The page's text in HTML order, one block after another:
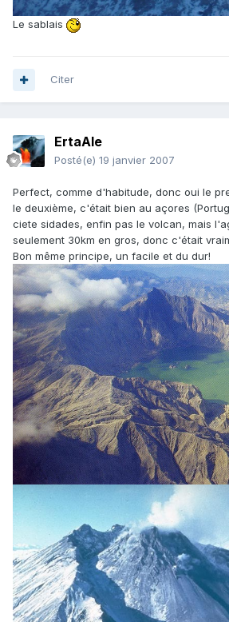
Le sablais
Citer
ErtaAle
Posté(e) 19 janvier 2007
Perfect, comme d'habitude, donc oui le
le deuxième, c'était bien au açores
ciete sidades, enfin pas le volcan, mais
seulement 30km en gros, donc c'était
Bon même principe, un facile et du dur!